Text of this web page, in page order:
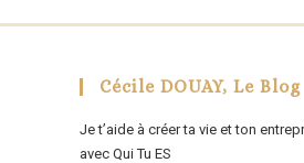
Cécile DOUAY, Le Blog
Je t’aide à créer ta vie et ton
avec Qui Tu ES